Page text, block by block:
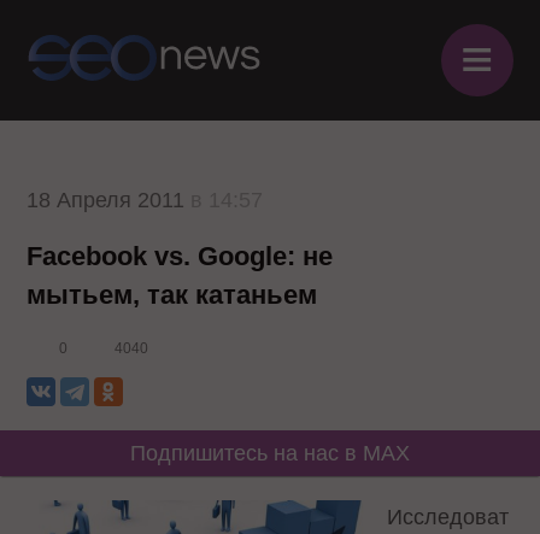
≡
18 Апреля 2011
Facebook vs. Google: не
мытьем, так катаньем
0 4040
Подпишитесь на нас в MAX
Исследоват